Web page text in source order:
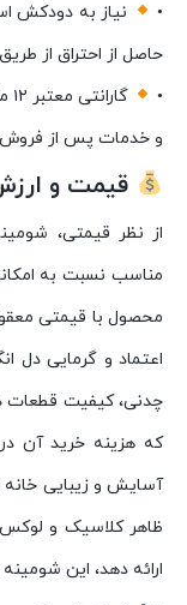
•
نیاز به دودکش
حاصل از احتراق از
•
و خدمات پس از فروش
قیمت و
مناسب نسبت به
محصول با قیمتی
اعتماد و گرمایی دل
چدنی، کیفیت قطعات
که هزینه خرید آن
آسایش و زیبایی
ظاهر کلاسیک و
ارائه دهد، این